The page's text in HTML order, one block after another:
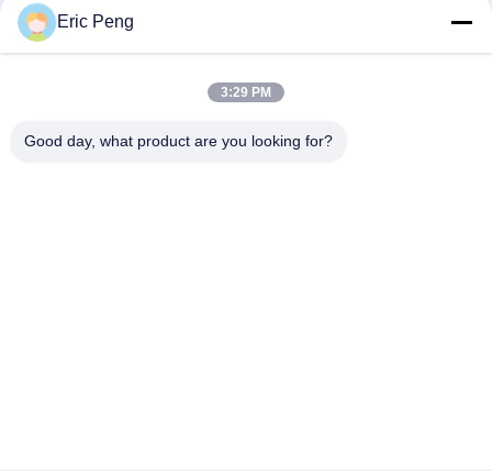
জিমের জন্য প্রতিরোধ মডিউল, বুকে প্রেস মেশিন, ক্যাবল ক্রস এবং রোয়িং মেশিনের সাথে
সামঞ্জস্যপূর্ণ
Bextreme শেল স্মার্ট সার্ভো মোটর প্রতিরোধ ব্যবস্থা ফিটনেস সরঞ্জাম জন্য বিস্ফোরক
Eric Peng
3:29 PM
Good day, what product are you looking for?